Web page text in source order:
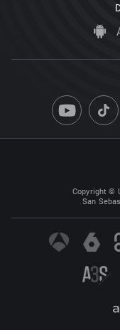
Copyright ©
San